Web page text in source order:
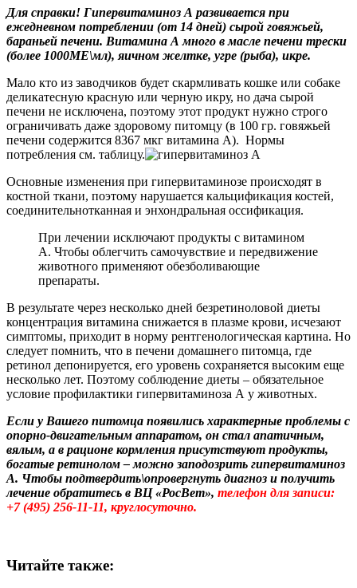
Для справки! Гипервитаминоз А развивается при
ежедневном потреблении (от 14 дней) сырой говяжьей,
бараньей печени. Витамина А много в масле печени трески
(более 1000МЕ\мл), яичном желтке, угре (рыба), икре.
Мало кто из заводчиков будет скармливать кошке или собаке
деликатесную красную или черную икру, но дача сырой
печени не исключена, поэтому этот продукт нужно строго
ограничивать даже здоровому питомцу (в 100 гр. говяжьей
печени содержится 8367 мкг витамина А). Нормы
потребления см. таблицу.
Основные изменения при гипервитаминозе происходят в
костной ткани, поэтому нарушается кальцификация костей,
соединительнотканная и энхондральная оссификация.
При лечении исключают продукты с витамином
А. Чтобы облегчить самочувствие и передвижение
животного применяют обезболивающие
препараты.
В результате через несколько дней безретиноловой диеты
концентрация витамина снижается в плазме крови, исчезают
симптомы, приходит в норму рентгенологическая картина. Но
следует помнить, что в печени домашнего питомца, где
ретинол депонируется, его уровень сохраняется высоким еще
несколько лет. Поэтому соблюдение диеты – обязательное
условие профилактики гипервитаминоза А у животных.
Если у Вашего питомца появились характерные проблемы с
опорно-двигательным аппаратом, он стал апатичным,
вялым, а в рационе кормления присутствуют продукты,
богатые ретинолом – можно заподозрить гипервитаминоз
А. Чтобы подтвердить\опровергнуть диагноз и получить
лечение обратитесь в ВЦ «РосВет», телефон для записи:
+7 (495) 256-11-11, круглосуточно.
Читайте также: